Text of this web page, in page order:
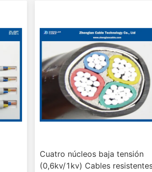
Cuatro núcleos baja tensión
(0,6kv/1kv) Cables